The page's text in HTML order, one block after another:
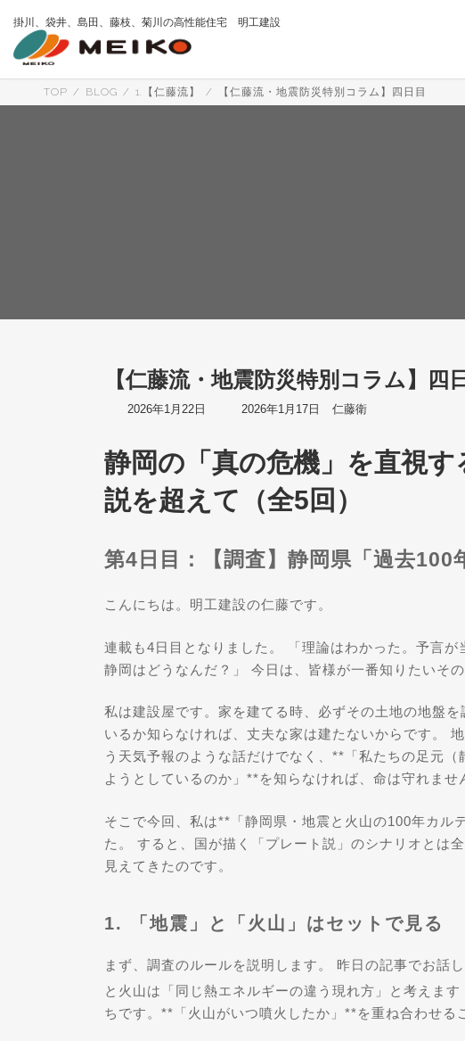
ス
ン
掛川、袋井、島田、藤枝、菊川の高性能住宅 明工建設
TOP BLOG 1.【仁藤流】 【仁藤流・地震防災特別コラム】四日目
【仁藤流・地震防災特別コラム】四
2026年1月22日
最
新
日
2026年1月17日 仁藤衛
静岡の「真の危機」を直視
説を超えて（全5回）
第4日目：【調査】静岡県「過去100
こんにちは。明工建設の仁藤です。
連載も4日目となりました。 「理論はわかった。予言
静岡はどうなんだ？」 今日は、皆様が一番知りたいそ
私は建設屋です。家を建てる時、必ずその土地の地盤
いるか知らなければ、丈夫な家は建たないからです。
う天気予報のような話だけでなく、**「私たちの足元
ようとしているのか」**を知らなければ、命は守れませ
そこで今回、私は**「静岡県・地震と火山の100年カル
た。 すると、国が描く「プレート説」のシナリオとは
見えてきたのです。
1. 「地震」と「火山」はセットで見る
まず、調査のルールを説明します。 昨日の記事でお話
と火山は「同じ熱エネルギーの違う現れ方」と考えます
ちです。**「火山がいつ噴火したか」**を重ね合わせる